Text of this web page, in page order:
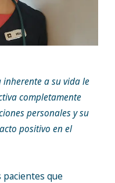
a su vida le
completamente
personales y su
positivo en el
pacientes que